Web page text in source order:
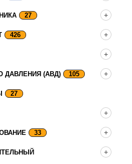
27
426
ДАВЛЕНИЯ (АВД) 105
27
33